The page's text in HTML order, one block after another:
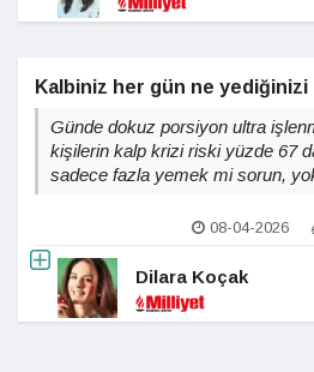
Kalbiniz her gün ne yediğinizi
Günde dokuz porsiyon ultra
kişilerin kalp krizi riski yüzde 67
sadece fazla yemek mi sorun,
08-04-2026
Dilara Koçak